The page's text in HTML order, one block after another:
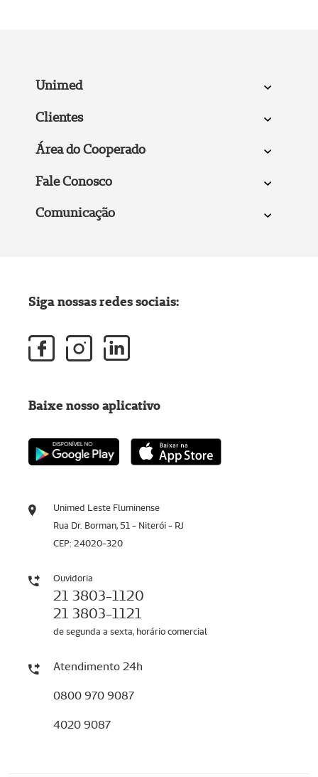
Unimed
Clientes
Área do Cooperado
Fale Conosco
Comunicação
Unimed Leste Fluminense
Rua Dr. Borman, 51 - Niterói - RJ
CEP: 24020-320
Ouvidoria
21 3803-1120
21 3803-1121
de segunda a sexta, horário comercial
Atendimento 24h
0800 970 9087
4020 9087
Siga nossas redes sociais:
Baixe nosso aplicativo